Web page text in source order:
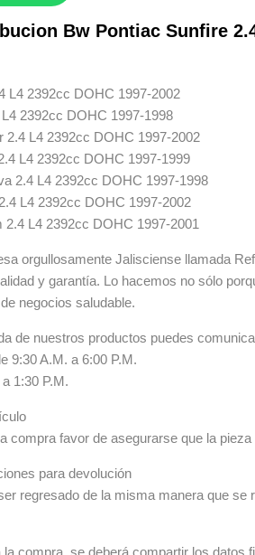
Bw Pontiac Sunfire
L4 2392cc DOHC 1997-2002
2392cc DOHC 1997-1998
2.4 L4 2392cc DOHC 1997-2002
L4 2392cc DOHC 1997-1999
2.4 L4 2392cc DOHC 1997-1998
L4 2392cc DOHC 1997-2002
2.4 L4 2392cc DOHC 1997-2001
orgullosamente Jalisciense llamada
y garantía. Lo hacemos no sólo
negocios saludable.
de nuestros productos puedes
9:30 A.M. a 6:00 P.M.
1:30 P.M.
compra favor de asegurarse que la
para devolución
regresado de la misma manera que
compra, se deberá compartir los datos